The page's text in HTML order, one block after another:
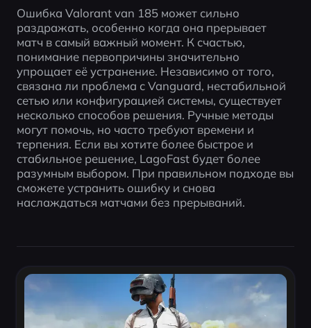
Ошибка Valorant van 185 может сильно
раздражать, особенно когда она прерывает
матч в самый важный момент. К счастью,
понимание первопричины значительно
упрощает её устранение. Независимо от того,
связана ли проблема с Vanguard, нестабильной
сетью или конфигурацией системы, существует
несколько способов решения. Ручные методы
могут помочь, но часто требуют времени и
терпения. Если вы хотите более быстрое и
стабильное решение, LagoFast будет более
разумным выбором. При правильном подходе вы
сможете устранить ошибку и снова
наслаждаться матчами без прерываний.